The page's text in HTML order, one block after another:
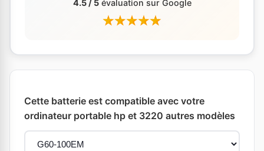
4.5 / 5évaluation sur Google
Cette batterie est compatible avec votre
ordinateur portable hp et 3220 autres modèles